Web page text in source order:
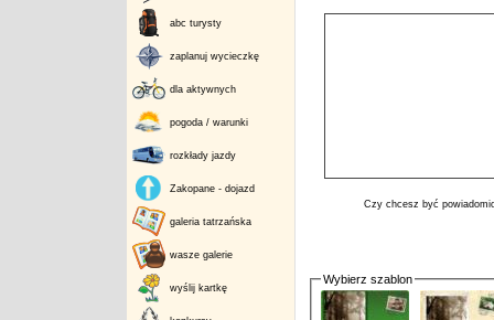
abc turysty
zaplanuj wycieczkę
dla aktywnych
pogoda / warunki
rozkłady jazdy
Zakopane - dojazd
galeria tatrzańska
wasze galerie
wyślij kartkę
Czy chcesz być
Wybierz szablon